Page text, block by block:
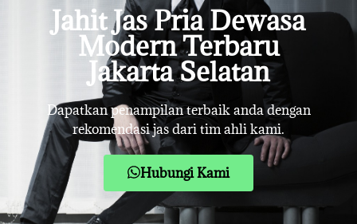
Jahit Jas Pria Dewasa
Modern Terbaru
Jakarta Selatan
Dapatkan penampilan terbaik anda dengan
rekomendasi jas dari tim ahli kami.
Hubungi Kami